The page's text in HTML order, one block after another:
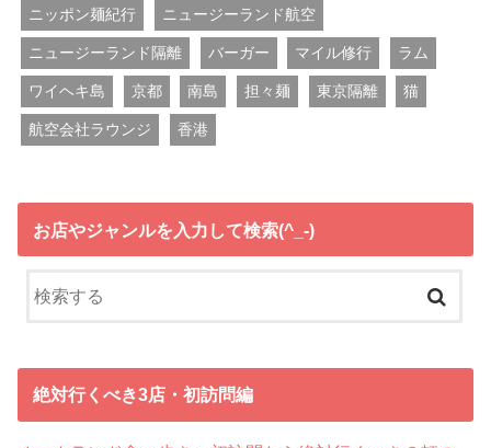
ニッポン麺紀行 ニュージーランド航空
ニュージーランド隔離 バーガー マイル修行 ラム
ワイヘキ島 京都 南島 担々麺 東京隔離 猫
航空会社ラウンジ 香港
お店やジャンルを入力して検索(^_-)
絶対行くべき3店・初訪問編